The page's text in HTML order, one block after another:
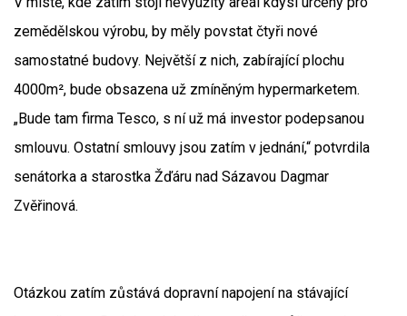
zemědělskou výrobu, by měly povstat čtyři nové
samostatné budovy. Největší z nich, zabírající plochu
4000m², bude obsazena už zmíněným hypermarketem.
„Bude tam firma Tesco, s ní už má investor podepsanou
smlouvu. Ostatní smlouvy jsou zatím v jednání,“ potvrdila
senátorka a starostka Žďáru nad Sázavou Dagmar
Zvěřinová.
Otázkou zatím zůstává dopravní napojení na stávající